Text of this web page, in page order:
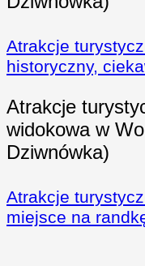
Atrakcje
historyczny,
Atrakcje
widokowa w
Dziwnówka)
Atrakcje
miejsce na